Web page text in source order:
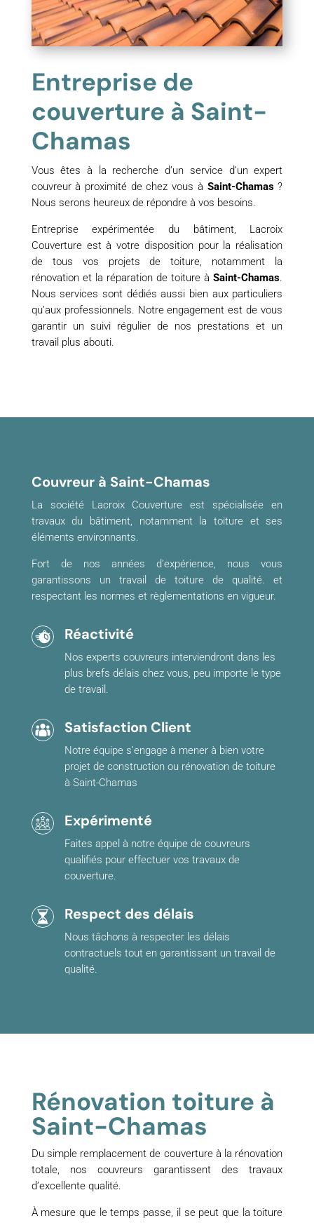
Entreprise de
couverture à Saint-
Chamas
Vous êtes à la recherche d’un service d’un expert
couvreur à proximité de chez vous à Saint-Chamas?
Nous serons heureux de répondre à vos besoins.
Entreprise expérimentée du bâtiment, Lacroix
Couverture est à votre disposition pour la réalisation
de tous vos projets de toiture, notamment la
rénovation et la réparation de toiture àSaint-Chamas.
Nous services sont dédiés aussi bien aux particuliers
qu’aux professionnels. Notre engagement est de vous
garantir un suivi régulier de nos prestations et un
travail plus abouti.
Couvreur à Saint-Chamas
La société Lacroix Couverture est spécialisée en
travaux du bâtiment, notamment la toiture et ses
éléments environnants.
Fort de nos années d’expérience, nous vous
garantissons un travail de toiture de qualité. et
respectant les normes et règlementations en vigueur.
Réactivité
Nos experts couvreurs interviendront dans les
plus brefs délais chez vous, peu importe le type
de travail.
Satisfaction Client
Notre équipe s’engage à mener à bien votre
projet de construction ou rénovation de toiture
à Saint-Chamas
Expérimenté
Faites appel à notre équipe de couvreurs
qualifiés pour effectuer vos travaux de
couverture.
Respect des délais
Nous tâchons à respecter les délais
contractuels tout en garantissant un travail de
qualité.
Rénovation toiture à
Saint-Chamas
Du simple remplacement de couverture à la rénovation
totale, nos couvreurs garantissent des travaux
d’excellente qualité.
À mesure que le temps passe, il se peut que la toiture